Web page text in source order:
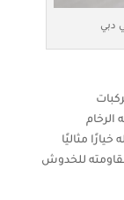
دبي
الرخام
مثاليًا
للخدوش